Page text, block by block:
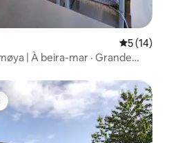
5 de uma
5 (14)
| À beira-mar · Grande
dos hóspedes